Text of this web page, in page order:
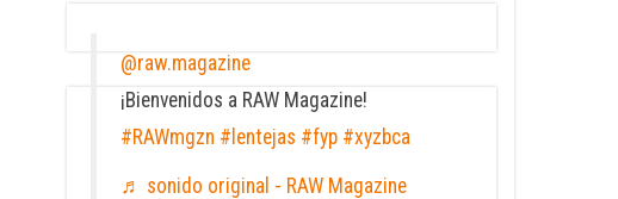
@raw.magazine
¡Bienvenidos a RAW Magazine!
#RAWmgzn #lentejas #fyp #xyzbca
♬ sonido original - RAW Magazine